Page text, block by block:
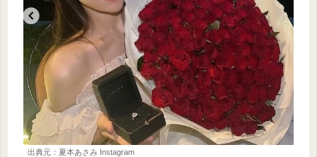
出典元：夏本あさみ Instagram